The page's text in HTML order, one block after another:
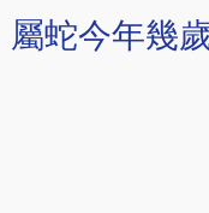
屬蛇今年幾